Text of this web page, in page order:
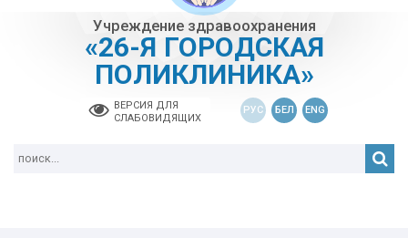
Учреждение здравоохранения
«26-Я ГОРОДСКАЯ
ПОЛИКЛИНИКА»
ВЕРСИЯ ДЛЯ
СЛАБОВИДЯЩИХ
РУС БЕЛ ENG